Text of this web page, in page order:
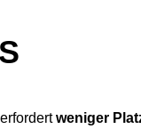
weniger